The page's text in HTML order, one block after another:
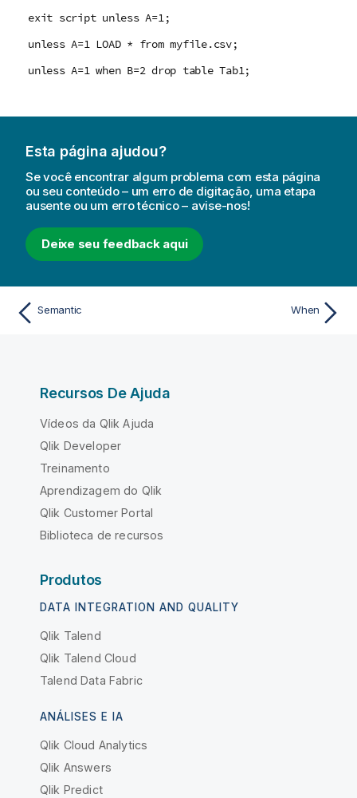
exit script unless A=1;
unless A=1 LOAD * from myfile.csv;
unless A=1 when B=2 drop table Tab1;
Esta página ajudou?
Se você encontrar algum problema com esta página
ou seu conteúdo – um erro de digitação, uma etapa
ausente ou um erro técnico – avise-nos!
Deixe seu feedback aqui
Semantic When
Recursos De Ajuda
Vídeos da Qlik Ajuda
Qlik Developer
Treinamento
Aprendizagem do Qlik
Qlik Customer Portal
Biblioteca de recursos
Produtos
DATA INTEGRATION AND QUALITY
Qlik Talend
Qlik Talend Cloud
Talend Data Fabric
ANÁLISES E IA
Qlik Cloud Analytics
Qlik Answers
Qlik Predict